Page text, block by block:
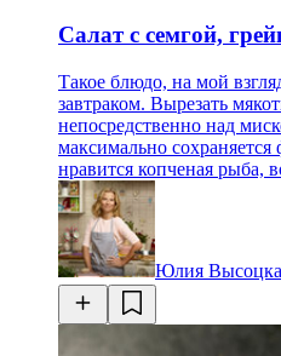
Салат с семгой,
Такое блюдо, на мой
завтраком. Вырезать
непосредственно над
максимально
нравится копченая рыба,
Юлия